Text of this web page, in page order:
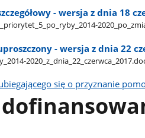
- wersja z dnia 18
- wersja z dnia 22
się o przyznanie